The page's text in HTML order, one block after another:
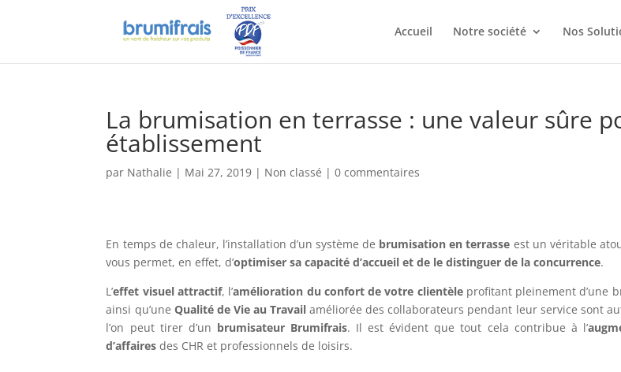
Accueil Notre société Nos
La brumisation en terrasse : une valeur sûre
établissement
par Nathalie | Mai 27, 2019 | Non classé |0 commentaires
En temps de chaleur, l’installation d’un système de brumisation en terrasse est un véritable
vous permet, en effet, d’optimiser sa capacité d’accueil et de le distinguer de la concurrence.
L’effet visuel attractif, l’amélioration du confort de votre clientèleprofitant pleinement d’une
ainsi qu’une Qualité de Vie au Travail améliorée des collaborateurs pendant leur service sont
l’on peut tirer d’un brumisateur Brumifrais. Il est évident que tout cela contribue à l’
d’affaires des CHR et professionnels de loisirs.